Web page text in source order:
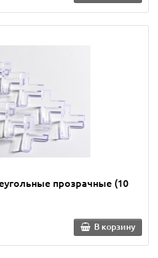
прозрачные (10
В корзину